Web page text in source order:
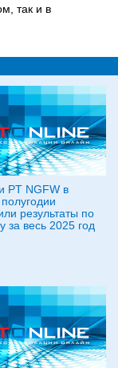
так и в
PT NGFW в
результаты по
за весь 2025 год